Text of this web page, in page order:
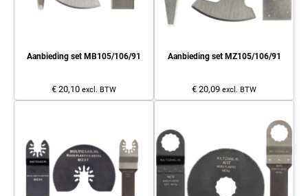
Aanbieding set MB105/106/91
€ 20,10 excl. BTW
Aanbieding set MZ105/106/91
€ 20,09 excl. BTW